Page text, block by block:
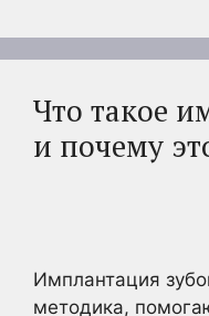
Что такое
и почему
Имплантация
методика,